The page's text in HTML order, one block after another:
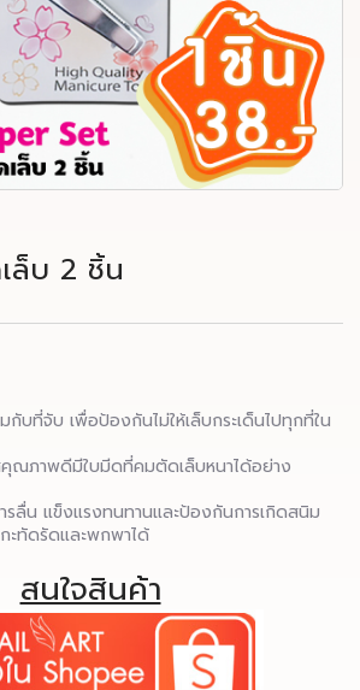
ล็บ 2 ชิ้น
บที่จับ เพื่อป้องกันไม่ให้เล็บกระเด็นไปทุกที่ใน
คุณภาพดีมีใบมีดที่คมตัดเล็บหนาได้อย่าง
ลื่น แข็งแรงทนทานและป้องกันการเกิดสนิม
ะทัดรัดและพกพาได้
สนใจสินค้า